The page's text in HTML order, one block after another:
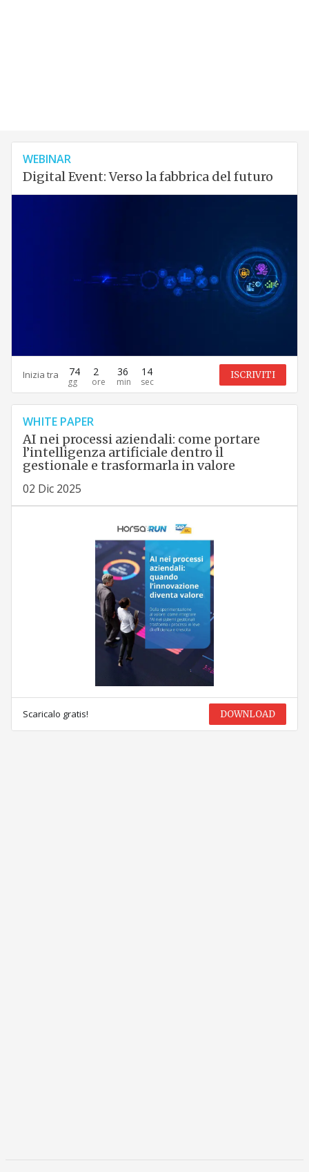
WEBINAR
Digital Event: Verso la fabbrica del futuro
Inizia tra 74 2 36 13 ISCRIVITI
WHITE PAPER
AI nei processi aziendali: come portare
l’intelligenza artificiale dentro il
gestionale e trasformarla in valore
02 Dic 2025
Scaricalo gratis! DOWNLOAD